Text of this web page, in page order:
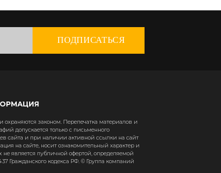
ПОДПИСАТЬСЯ
законом. Перепечатка материалов и
допускается только с письменного
сайта и при наличии активной ссылки на сайт
на сайте, носит ознакомительный характер и
не является публичной офертой, определяемой
Гражданского кодекса РФ. © Группа компаний